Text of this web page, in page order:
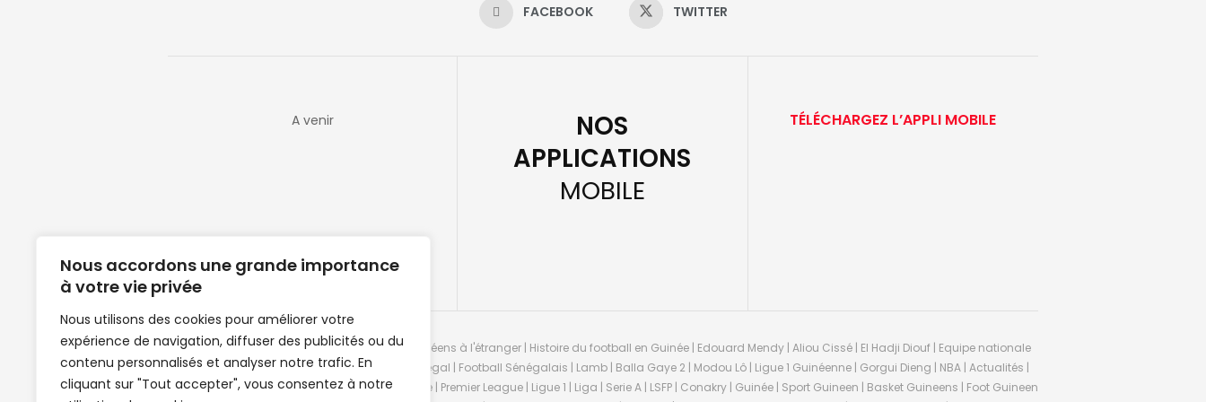
Nous accordons une grande importance
à votre vie privée
Nous utilisons des cookies pour améliorer votre
expérience de navigation, diffuser des publicités ou du
contenu personnalisés et analyser notre trafic. En
cliquant sur "Tout accepter", vous consentez à notre
FACEBOOK TWITTER
A venir
NOS
APPLICATIONS
MOBILE
TÉLÉCHARGEZ L’APPLI MOBILE
Clubs de football en Guinée | Footballeurs guinéens à l'étranger | Histoire du football en Guinée | Edouard Mendy | Aliou Cissé | El Hadji Diouf | Equipe nationale
de Guinée de football | Mercato | Lions du Sénégal | Football Sénégalais | Lamb | Balla Gaye 2 | Modou Lô | Ligue 1 Guinéenne | Gorgui Dieng | NBA | Actualités |
News | Match en direct | But | Actualité au Guinée | Premier League | Ligue 1 | Liga | Serie A | LSFP | Conakry | Guinée | Sport Guineen | Basket Guineens | Foot Guineen